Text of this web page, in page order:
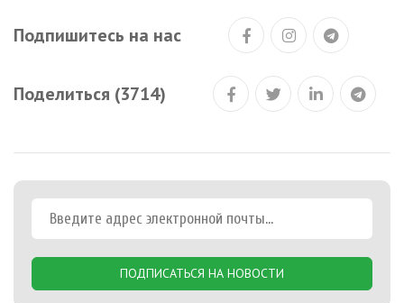
Подпишитесь на нас
Поделиться (3714)
ПОДПИСАТЬСЯ НА НОВОСТИ